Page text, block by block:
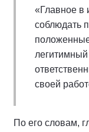
«Главное в
соблюдать
легитимный
своей
По его словам,